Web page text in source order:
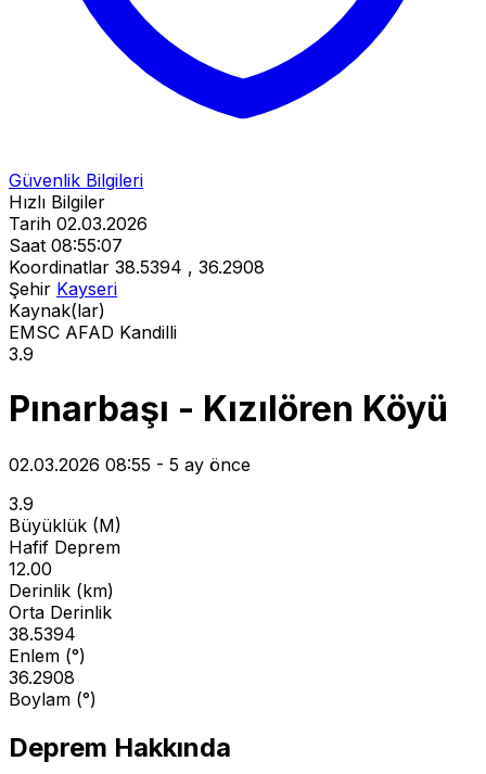
Güvenlik Bilgileri
Hızlı Bilgiler
Tarih 02.03.2026
Saat 08:55:07
Koordinatlar 38.5394 , 36.2908
Şehir Kayseri
Kaynak(lar)
EMSC AFAD Kandilli
3.9
Pınarbaşı - Kızılören Köyü
02.03.2026 08:55 - 5 ay önce
3.9
Büyüklük (M)
Hafif Deprem
12.00
Derinlik (km)
Orta Derinlik
38.5394
Enlem (°)
36.2908
Boylam (°)
Deprem Hakkında